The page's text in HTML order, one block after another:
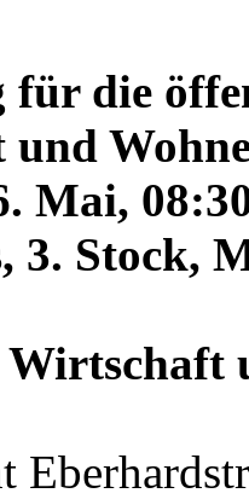
die
Mai,
3. Stock,
Wirtschaft